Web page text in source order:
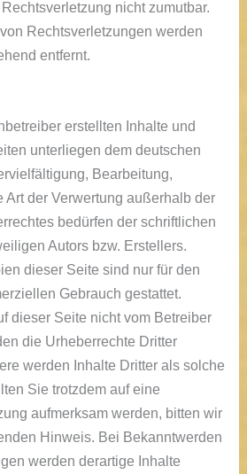
nicht zumutbar.
Rechtsverletzungen werden
entfernt.
erstellten Inhalte und
unterliegen dem deutschen
Bearbeitung,
Art der Verwertung außerhalb der
bedürfen der schriftlichen
Autors bzw. Erstellers.
dieser Seite sind nur für den
Gebrauch gestattet.
dieser Seite nicht vom Betreiber
die Urheberrechte Dritter
werden Inhalte Dritter als solche
Sie trotzdem auf eine
aufmerksam werden, bitten wir
Hinweis. Bei Bekanntwerden
werden derartige Inhalte